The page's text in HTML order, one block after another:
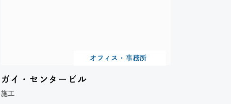
オフィス・事務所
ガイ・センタービル
施工